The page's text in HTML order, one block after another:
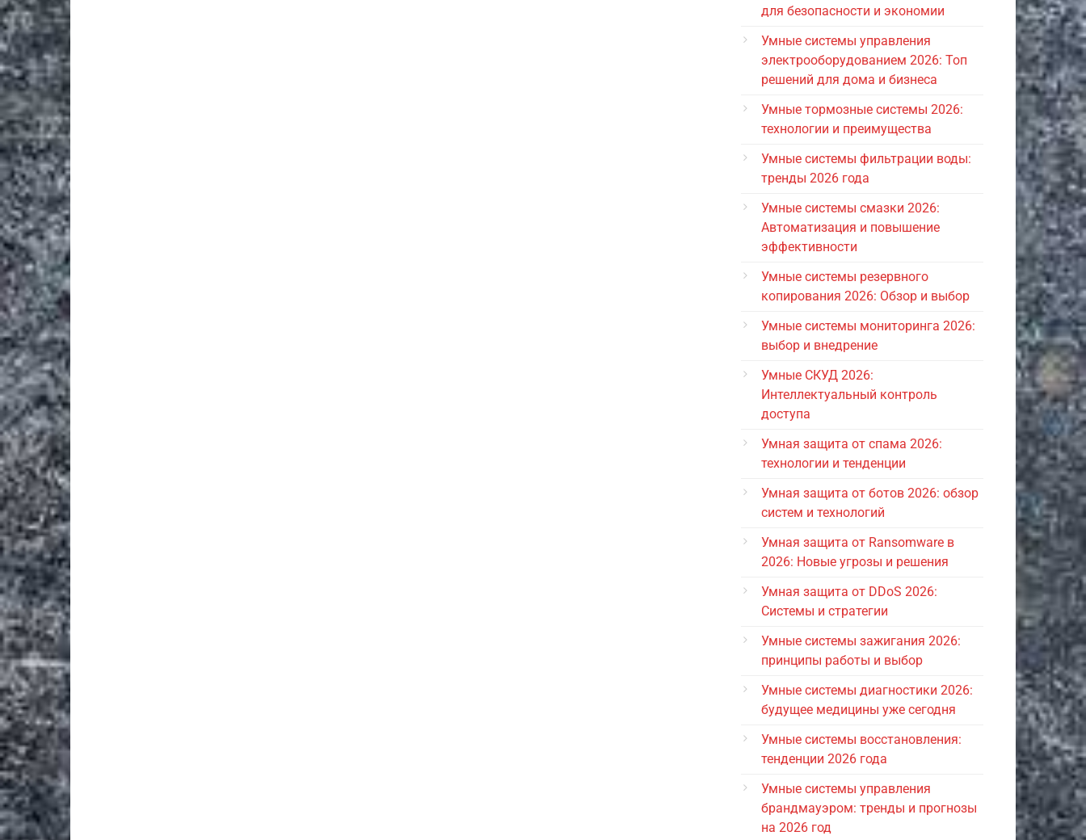
для безопасности и экономии
Умные системы управления
электрооборудованием 2026: Топ
решений для дома и бизнеса
Умные тормозные системы 2026:
технологии и преимущества
Умные системы фильтрации воды:
тренды 2026 года
Умные системы смазки 2026:
Автоматизация и повышение
эффективности
Умные системы резервного
копирования 2026: Обзор и выбор
Умные системы мониторинга 2026:
выбор и внедрение
Умные СКУД 2026:
Интеллектуальный контроль
доступа
Умная защита от спама 2026:
технологии и тенденции
Умная защита от ботов 2026: обзор
систем и технологий
Умная защита от Ransomware в
2026: Новые угрозы и решения
Умная защита от DDoS 2026:
Системы и стратегии
Умные системы зажигания 2026:
принципы работы и выбор
Умные системы диагностики 2026:
будущее медицины уже сегодня
Умные системы восстановления:
тенденции 2026 года
Умные системы управления
брандмауэром: тренды и прогнозы
на 2026 год